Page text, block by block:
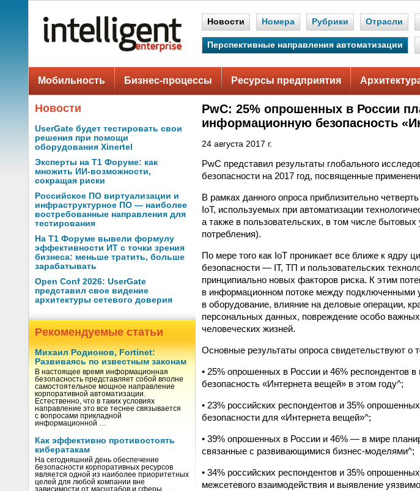
Новости Номера Рубрики Отрасли
Перспективные направления автоматизации
Мобильность Бизнес-процессы Ресурсы предприятия
Новости
UserGate будет тестировать свои
решения при помощи
оборудования Xinertel
Эксперты на Т1 Форуме: как
множить ИИ-возможности,
сокращая риски
Российское ПО виртуализации и
инфраструктурное ПО — наиболее
востребованные направления для
тестирования
На Т1 Форуме вывели формулу
эффективности ИТ с точки зрения
бизнеса: меньше тратить, больше
зарабатывать
Open Conf 2026: UserGate
представил свое видение
архитектуры сетевого доверия
Рекомендуемые статьи
Михаил Родионов, Fortinet:
Развиваясь по известным законам
В настоящее время информационная
безопасность представляет собой вполне
самостоятельное мощное направление
корпоративной автоматизации.
Естественно, что в таких условиях
направление это все теснее связывается
с вопросами прикладной
информационной …
Как эффективно противостоять
кибератакам
На сегодняшний день обеспечение
безопасности корпоративных ресурсов
является одной из наиболее приоритетных
целей для любой компании вне
зависимости от масштабов и сферы
PwC: 25% опрошенных в России
информационную безопасность
24 августа 2017 г.
PwC представил результаты глобального
безопасности на 2017 год, посвященные
В рамках данного опроса приблизительно
IoT, используемых при автоматизации
а также в пользовательских, в том числе бытовых
потребления).
По мере того как IoT проникает все ближе к ядру
безопасности — IT, ТП и пользовательских
принципиально новых факторов риска. К этим
в информационном потоке между подключенными
в оборудование, влияние на деловые операции,
персональных данных, повреждение особо
человеческих жизней.
Основные результаты опроса свидетельствуют о
• 25% опрошенных в России и 46% респондентов
безопасность «Интернета вещей» в этом году^;
• 23% российских респондентов и 35%
безопасности для «Интернета вещей»^;
• 39% опрошенных в России и 46% — в мире
связанные с развивающимися бизнес-моделями^;
• 34% российских респондентов и 35%
межсетевого взаимодействия и выявление